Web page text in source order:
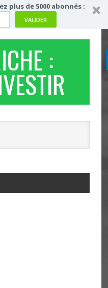
plus de 5000 abonnés :
VALIDER
: